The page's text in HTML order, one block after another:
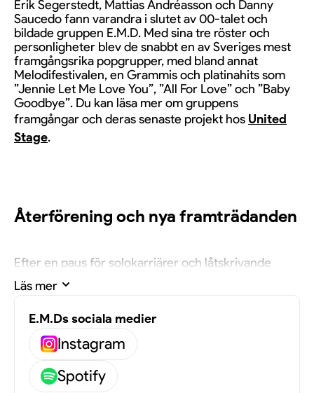
Erik Segerstedt, Mattias Andréasson och Danny
Saucedo fann varandra i slutet av 00-talet och
bildade gruppen E.M.D. Med sina tre röster och
personligheter blev de snabbt en av Sveriges mest
framgångsrika popgrupper, med bland annat
Melodifestivalen, en Grammis och platinahits som
”Jennie Let Me Love You”, ”All For Love” och ”Baby
Goodbye”. Du kan läsa mer om gruppens
framgångar och deras senaste projekt hos United
Stage.
Återförening och nya framträdanden
Efter en paus för solokarriärer och låtskrivande
bland annat RIX FM Festival, SVT:s Allsång på
december.
Läs mer
E.M.Ds sociala medier
Instagram
Spotify